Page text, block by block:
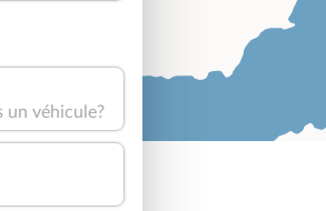
un véhicule?